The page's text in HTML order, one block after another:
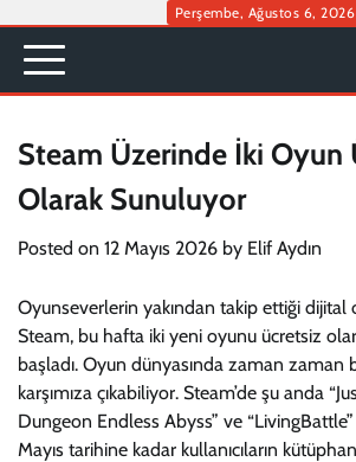
content
Perşembe, Ağustos 6, 2026
Steam Üzerinde İki Oyun
Olarak Sunuluyor
Posted on 12 Mayıs 2026 by Elif Aydın
Oyunseverlerin yakından takip ettiği
Steam, bu hafta iki yeni oyunu ücretsiz
başladı. Oyun dünyasında zaman zaman
karşımıza çıkabiliyor. Steam’de şu anda
Dungeon Endless Abyss” ve “LivingBattle”
Mayıs tarihine kadar kullanıcıların